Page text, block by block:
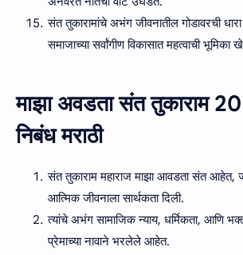
संत तुकारामांचे अभंग जीवनातील गोडावरची
समाजाच्या सर्वांगीण विकासात महत्वाची भूमिका
माझा अवडता संत तुकाराम
निबंध मराठी
संत तुकाराम महाराज माझा आवडता संत आहेत,
आत्मिक जीवनाला सार्थकता दिली.
त्यांचे अभंग सामाजिक न्याय, धर्मिकता, आणि
प्रेमाच्या नावाने भरलेले आहेत.